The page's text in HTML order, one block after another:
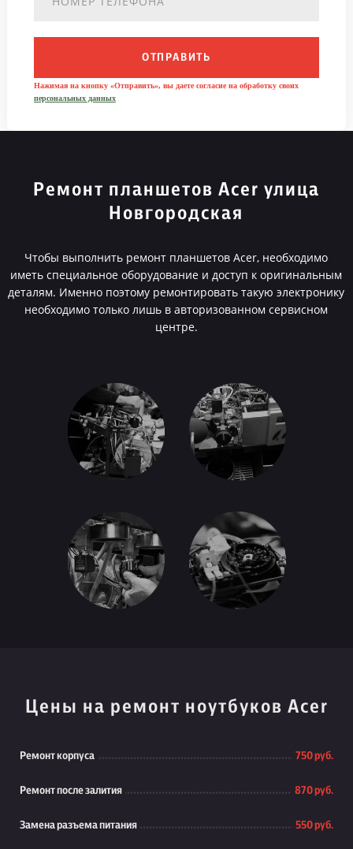
ОТПРАВИТЬ
Нажимая на кнопку «Отправить», вы даете согласие на обработку своих
персональных данных
Ремонт планшетов Acer улица
Новгородская
Чтобы выполнить ремонт планшетов Acer, необходимо
иметь специальное оборудование и доступ к оригинальным
деталям. Именно поэтому ремонтировать такую электронику
необходимо только лишь в авторизованном сервисном
центре.
Цены на ремонт ноутбуков Acer
Ремонт корпуса 750 руб.
Ремонт после залития 870 руб.
Замена разъема питания 550 руб.